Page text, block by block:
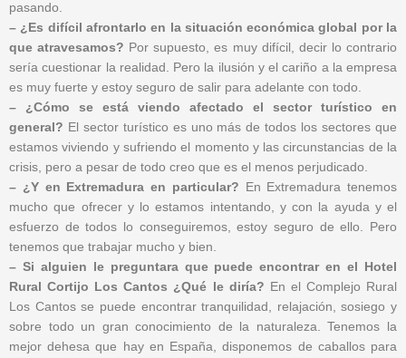
pasando.
– ¿Es difícil afrontarlo en la situación económica global por la
que atravesamos? Por supuesto, es muy difícil, decir lo contrario
sería cuestionar la realidad. Pero la ilusión y el cariño a la empresa
es muy fuerte y estoy seguro de salir para adelante con todo.
– ¿Cómo se está viendo afectado el sector turístico en
general? El sector turístico es uno más de todos los sectores que
estamos viviendo y sufriendo el momento y las circunstancias de la
crisis, pero a pesar de todo creo que es el menos perjudicado.
– ¿Y en Extremadura en particular? En Extremadura tenemos
mucho que ofrecer y lo estamos intentando, y con la ayuda y el
esfuerzo de todos lo conseguiremos, estoy seguro de ello. Pero
tenemos que trabajar mucho y bien.
– Si alguien le preguntara que puede encontrar en el Hotel
Rural Cortijo Los Cantos ¿Qué le diría? En el Complejo Rural
Los Cantos se puede encontrar tranquilidad, relajación, sosiego y
sobre todo un gran conocimiento de la naturaleza. Tenemos la
mejor dehesa que hay en España, disponemos de caballos para